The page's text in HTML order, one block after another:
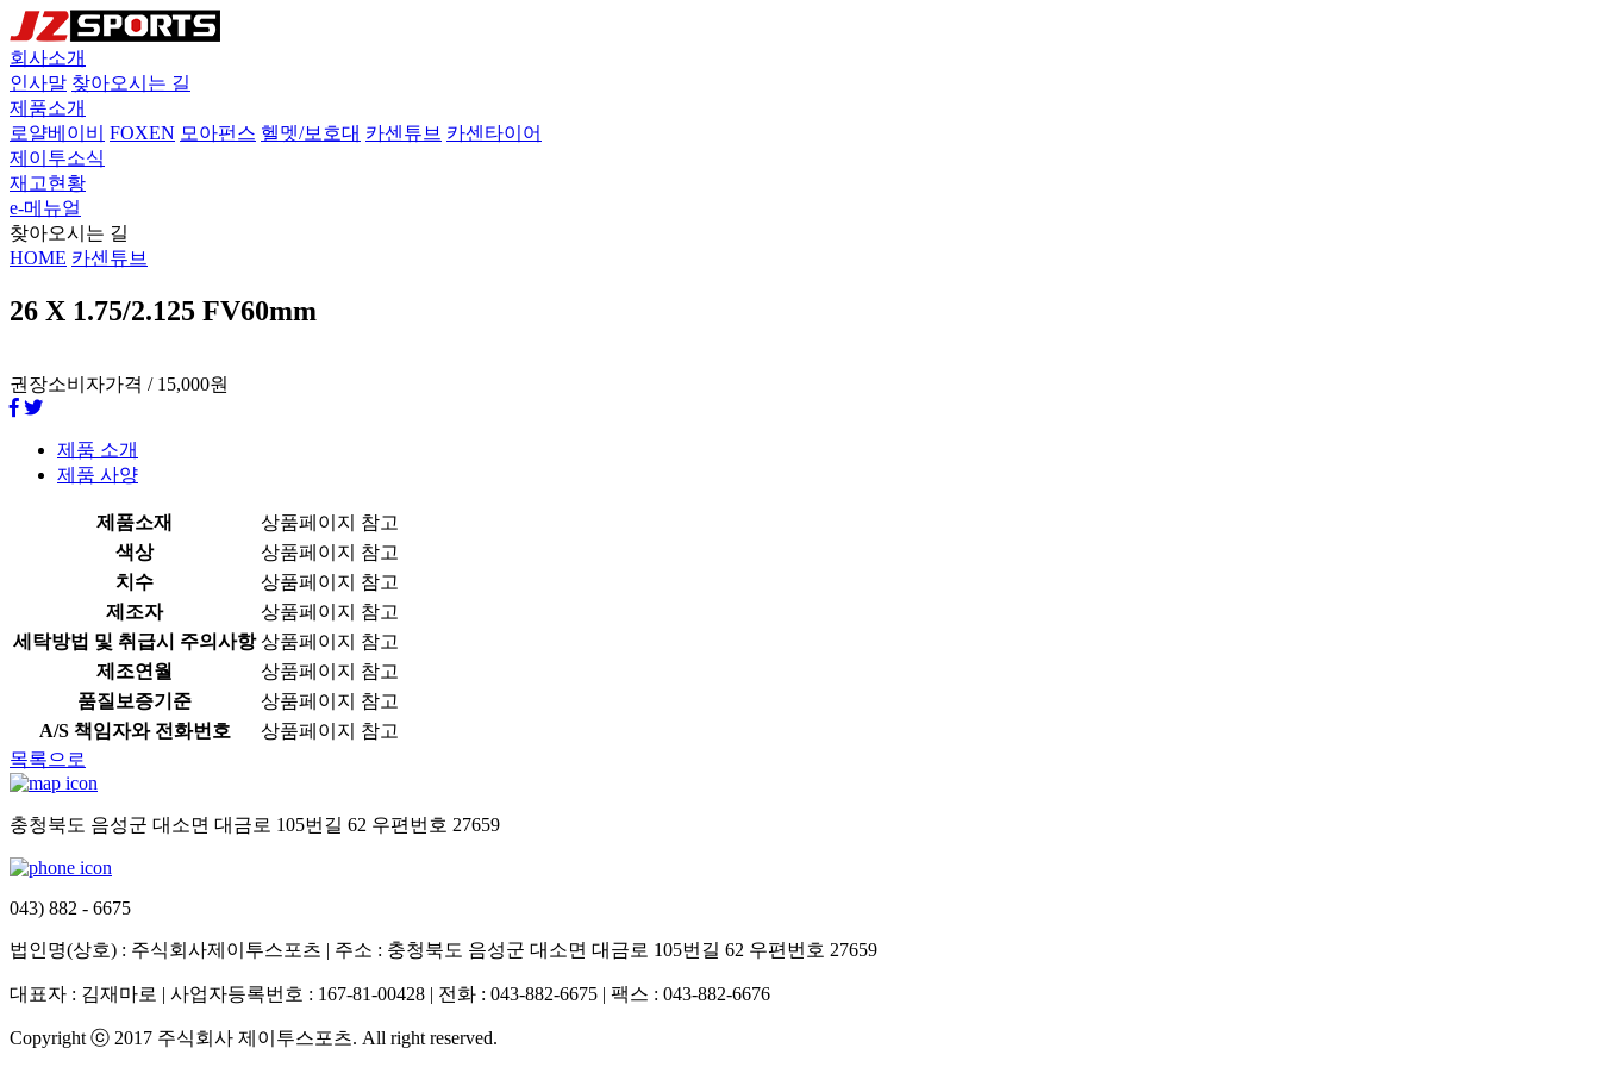
회사소개
인사말 찾아오시는 길
제품소개
로얄베이비
FOXEN 모아펀스 헬멧/보호대 카센튜브 카센타이어
제이투소식
재고현황
e-메뉴얼
찾아오시는 길
HOME 카센튜브
26 X 1.75/2.125 FV60mm
권장소비자가격 / 15,000원
제품 소개
제품 사양
제품소재
상품페이지 참고
색상
상품페이지 참고
치수
상품페이지 참고
제조자
상품페이지 참고
세탁방법 및 취급시 주의사항 상품페이지 참고
제조연월
상품페이지 참고
품질보증기준
상품페이지 참고
A/S 책임자와 전화번호
상품페이지 참고
목록으로
충청북도 음성군 대소면 대금로 105번길 62 우편번호 27659
043) 882 - 6675
법인명(상호) : 주식회사제이투스포츠 | 주소 : 충청북도 음성군 대소면 대금로 105번길 62 우편번호 27659
대표자 : 김재마로 | 사업자등록번호 : 167-81-00428 | 전화 : 043-882-6675 | 팩스 : 043-882-6676
Copyright ⓒ 2017 주식회사 제이투스포츠. All right reserved.